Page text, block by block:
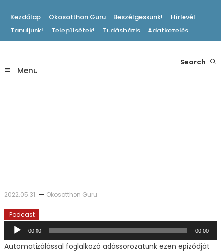
Content
Kezdőlap Okosotthon Guru Beszélgessünk!
Hírlevél
Tanuljunk!
Telepítsétek! Tudásbázis Adatkezelés
Okosotthon Blog
Menu
Search
2022.05.31. Okosotthon Guru
Podcast
Audió
lejátszó
00:00 00:00
Automatizálással foglalkozó adássorozatunk ezen epizódját